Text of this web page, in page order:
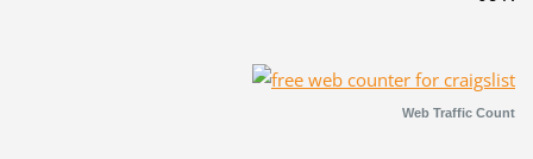
Web Traffic Count